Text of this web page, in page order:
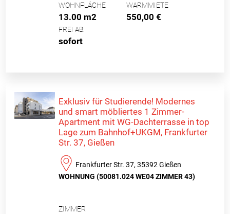
WOHNFLÄCHE
13.00 m2
WARMMIETE
550,00 €
FREI AB:
sofort
Exklusiv für Studierende! Modernes
und smart möbliertes 1 Zimmer-
Apartment mit WG-Dachterrasse in top
Lage zum Bahnhof+UKGM, Frankfurter
Str. 37, Gießen
Frankfurter Str. 37, 35392 Gießen
WOHNUNG (50081.024 WE04 ZIMMER 43)
ZIMMER